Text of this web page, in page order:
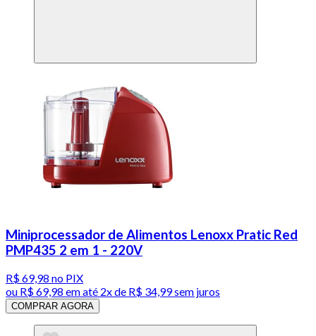
Miniprocessador de Alimentos Lenoxx Pratic Red
PMP435 2 em 1 - 220V
R$ 69,98 no PIX
ou R$ 69,98 em até 2x de R$ 34,99 sem juros
COMPRAR AGORA